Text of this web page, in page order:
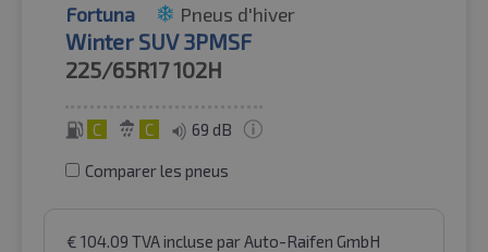
Fortuna Pneus d'hiver
Winter SUV 3PMSF
225/65R17102H
C C 69 dB
Comparer les pneus
€ 104.09 TVA incluse par Auto-Raifen GmbH